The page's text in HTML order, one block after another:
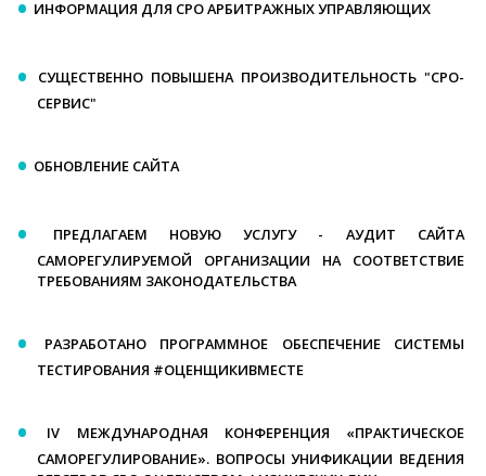
ИНФОРМАЦИЯ ДЛЯ СРО АРБИТРАЖНЫХ УПРАВЛЯЮЩИХ
СУЩЕСТВЕННО ПОВЫШЕНА ПРОИЗВОДИТЕЛЬНОСТЬ "СРО-
СЕРВИС"
ОБНОВЛЕНИЕ САЙТА
ПРЕДЛАГАЕМ НОВУЮ УСЛУГУ - АУДИТ САЙТА
САМОРЕГУЛИРУЕМОЙ ОРГАНИЗАЦИИ НА СООТВЕТСТВИЕ
ТРЕБОВАНИЯМ ЗАКОНОДАТЕЛЬСТВА
РАЗРАБОТАНО ПРОГРАММНОЕ ОБЕСПЕЧЕНИЕ СИСТЕМЫ
ТЕСТИРОВАНИЯ #ОЦЕНЩИКИВМЕСТЕ
IV МЕЖДУНАРОДНАЯ КОНФЕРЕНЦИЯ «ПРАКТИЧЕСКОЕ
САМОРЕГУЛИРОВАНИЕ». ВОПРОСЫ УНИФИКАЦИИ ВЕДЕНИЯ